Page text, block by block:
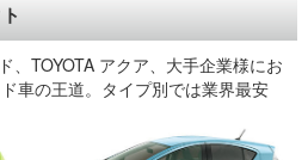
、TOYOTA アクア、大手企業様にお
車の王道。タイプ別では業界最安